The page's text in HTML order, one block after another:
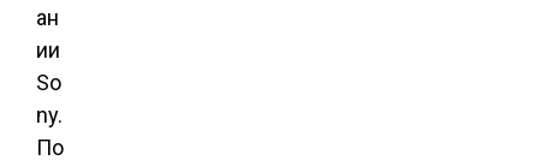
ан
ии
So
ny.
По